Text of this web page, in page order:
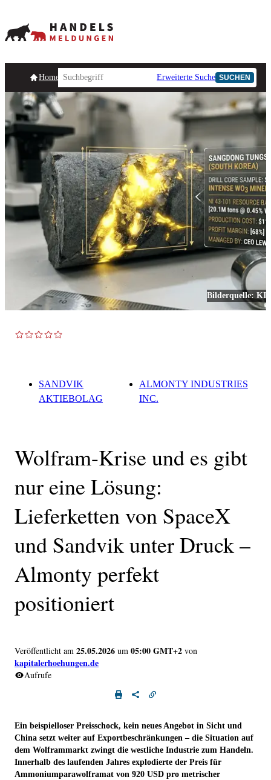
HomepageHandelsmeldungen Ad-Hoc-Meldungen
Erweiterte Suche SUCHEN
Bilderquelle: KI
SANDVIK
AKTIEBOLAG
ALMONTY INDUSTRIES
INC.
Wolfram-Krise und es gibt
nur eine Lösung:
Lieferketten von SpaceX
und Sandvik unter Druck –
Almonty perfekt
positioniert
Veröffentlicht am 25.05.2026 um 05:00 GMT+2 von
kapitalerhoehungen.de
Aufrufe
Ein beispielloser Preisschock, kein neues Angebot in Sicht und
China setzt weiter auf Exportbeschränkungen – die Situation auf
dem Wolframmarkt zwingt die westliche Industrie zum Handeln.
Innerhalb des laufenden Jahres explodierte der Preis für
Ammoniumparawolframat von 920 USD pro metrischer